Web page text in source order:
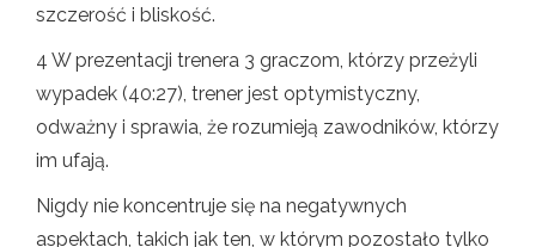
szczerość i bliskość.
4 W prezentacji trenera 3 graczom, którzy przeżyli
wypadek (40:27), trener jest optymistyczny,
odważny i sprawia, że ​​rozumieją zawodników, którzy
im ufają.
Nigdy nie koncentruje się na negatywnych
aspektach, takich jak ten, w którym pozostało tylko